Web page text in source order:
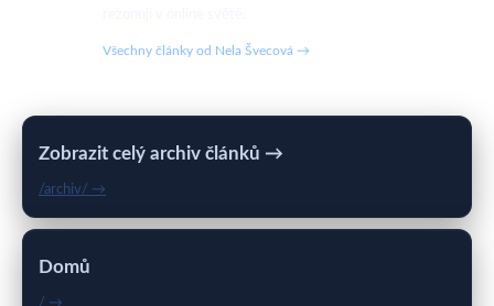
Všechny články od Nela Švecová →
Zobrazit celý archiv článků →
/archiv/ →
Domů
/ →